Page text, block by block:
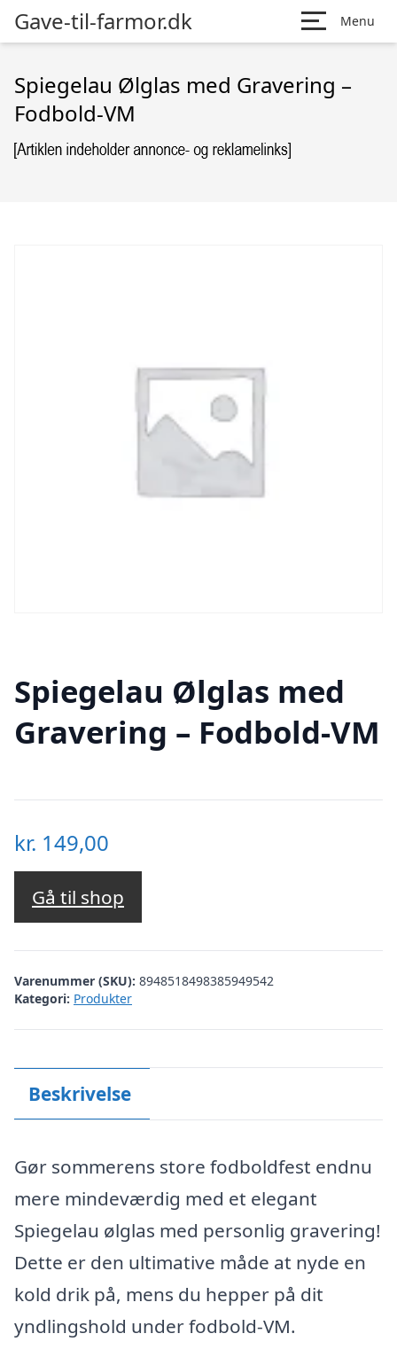
Gave-til-farmor.dk Menu
Spiegelau Ølglas med Gravering –
Fodbold-VM
Spiegelau Ølglas med
Gravering – Fodbold-VM
kr. 149,00
Gå til shop
Varenummer (SKU): 8948518498385949542
Kategori: Produkter
Beskrivelse
Gør sommerens store fodboldfest endnu
mere mindeværdig med et elegant
Spiegelau ølglas med personlig gravering!
Dette er den ultimative måde at nyde en
kold drik på, mens du hepper på dit
yndlingshold under fodbold-VM.